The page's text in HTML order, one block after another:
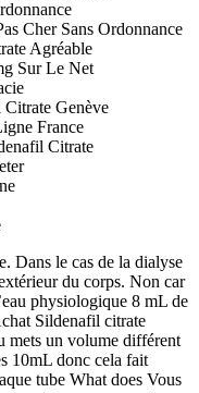
Cher Sans Ordonnance
Agréable
Sur Le Net
Genève
France
Citrate
Dans le cas de la dialyse
du corps. Non car
physiologique 8 mL de
Sildenafil citrate
mets un volume différent
10mL donc cela fait
tube What does Vous